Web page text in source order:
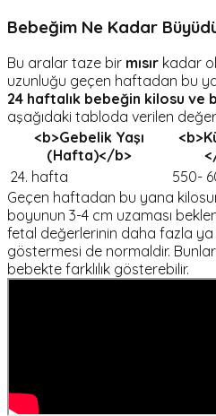
Bebeğim Ne Kadar
Bu aralar taze bir mısır kadar
uzunluğu geçen haftadan bu
24 haftalık bebeğin kilosu ve
aşağıdaki tabloda verilen
<b>Gebelik Yaşı
(Hafta)</b>
24. hafta
550-
Geçen haftadan bu yana
boyunun 3-4 cm uzaması
fetal değerlerinin daha fazla ya
göstermesi de normaldir.
bebekte farklılık gösterebilir.